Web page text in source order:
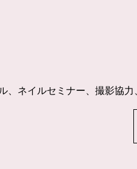
、ネイルセミナー、撮影協